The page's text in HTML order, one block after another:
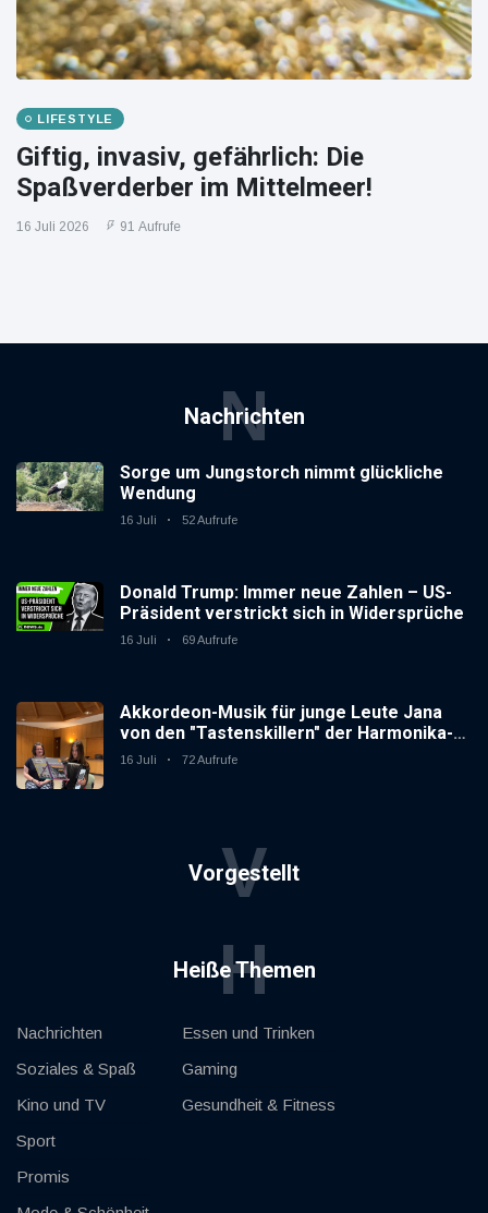
LIFESTYLE
Giftig, invasiv, gefährlich: Die
Spaßverderber im Mittelmeer!
16 Juli 2026 91 Aufrufe
Nachrichten
N
Sorge um Jungstorch nimmt glückliche
Wendung
16 Juli 52 Aufrufe
Donald Trump: Immer neue Zahlen – US-
Präsident verstrickt sich in Widersprüche
16 Juli 69 Aufrufe
Akkordeon-Musik für junge Leute Jana
von den "Tastenskillern" der Harmonika-
Vereinigung Gaggenau zeigt, wie "jung"
16 Juli 72 Aufrufe
Vorgestellt
V
Heiße Themen
H
Nachrichten
Soziales & Spaß
Kino und TV
Sport
Promis
Essen und Trinken
Gaming
Gesundheit & Fitness